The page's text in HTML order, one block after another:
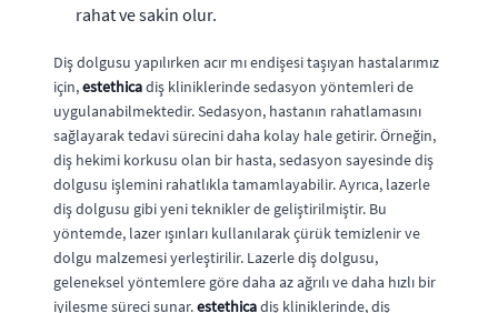
rahat ve sakin olur.
Diş dolgusu yapılırken acır mı endişesi taşıyan hastalarımız
için,estethicadiş kliniklerinde sedasyon yöntemleri de
uygulanabilmektedir. Sedasyon, hastanın rahatlamasını
sağlayarak tedavi sürecini daha kolay hale getirir. Örneğin,
diş hekimi korkusu olan bir hasta, sedasyon sayesinde diş
dolgusu işlemini rahatlıkla tamamlayabilir. Ayrıca, lazerle
diş dolgusu gibi yeni teknikler de geliştirilmiştir. Bu
yöntemde, lazer ışınları kullanılarak çürük temizlenir ve
dolgu malzemesi yerleştirilir. Lazerle diş dolgusu,
geleneksel yöntemlere göre daha az ağrılı ve daha hızlı bir
iyileşme süreci sunar.estethicadiş kliniklerinde, diş